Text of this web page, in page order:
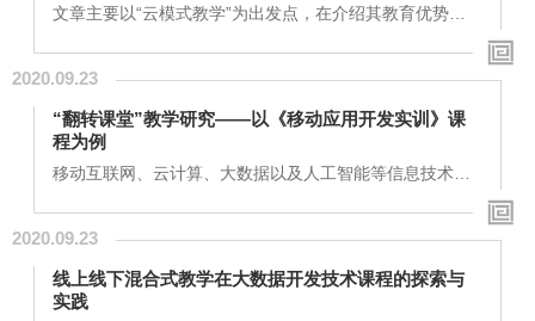
而使学生的社会责任意识以及自主学习能力都能够得到
文章主要以“云模式教学”为出发点，在介绍其教育优势和
教学模式的应用实践，以此来为“互联网+”背景下教育教学
的高效改革提供参考，进一步推动我国教育行业的长足进
网+”时代背景下，移动互联网、大数据、人工智能、云计
算等高科技技术相继诞生，并在人们日常生活、生产中...
2020.09.23
“翻转课堂”教学研究——以《移动应用开发实训》课
程为例
移动互联网、云计算、大数据以及人工智能等信息技术与
覆传统教学模式的“翻转课堂”教学模式在国内教育界引发
了新一轮热潮。本文在对“翻转课堂”的本质与实施要素进
中凸现的问题进行了整理分析，并以《移动应用开发实
训》课程为例，从明确课程特点，做好学情分析、以学
2020.09.23
线上线下混合式教学在大数据开发技术课程的探索与
实践